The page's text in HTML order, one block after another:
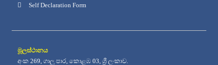
Self Declaration Form
මූලස්ථානය
අංක 269, ගාලු පාර, කොළඹ 03, ශ්‍රී ලංකාව.